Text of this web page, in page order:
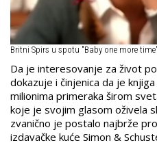
Britni Spirs u spotu "Baby one more time"
Da je interesovanje za život
dokazuje i činjenica da je
milionima primeraka širom
koje je svojim glasom oživela
zvanično je postalo najbrže
izdavačke kuće Simon &